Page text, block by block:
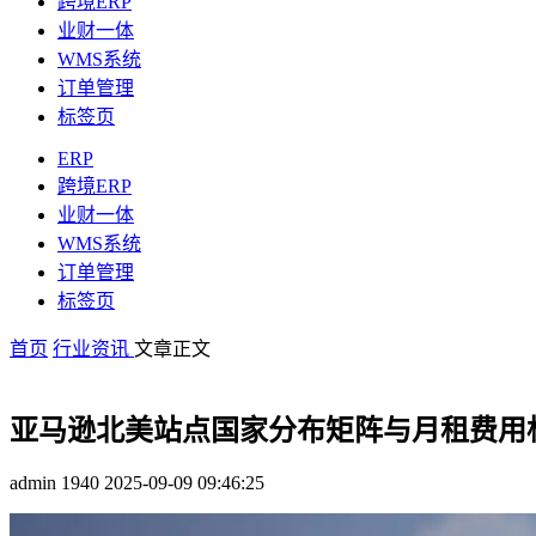
业财一体
WMS系统
订单管理
标签页
ERP
跨境ERP
业财一体
WMS系统
订单管理
标签页
首页 行业资讯 文章正文
亚马逊北美站点国家分布矩阵与月租费用
admin 1940 2025-09-09 09:46:25